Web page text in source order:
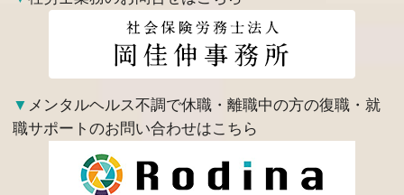
▼ メンタルヘルス不調で休職・離職中の方の復職・就
職サポートのお問い合わせはこちら